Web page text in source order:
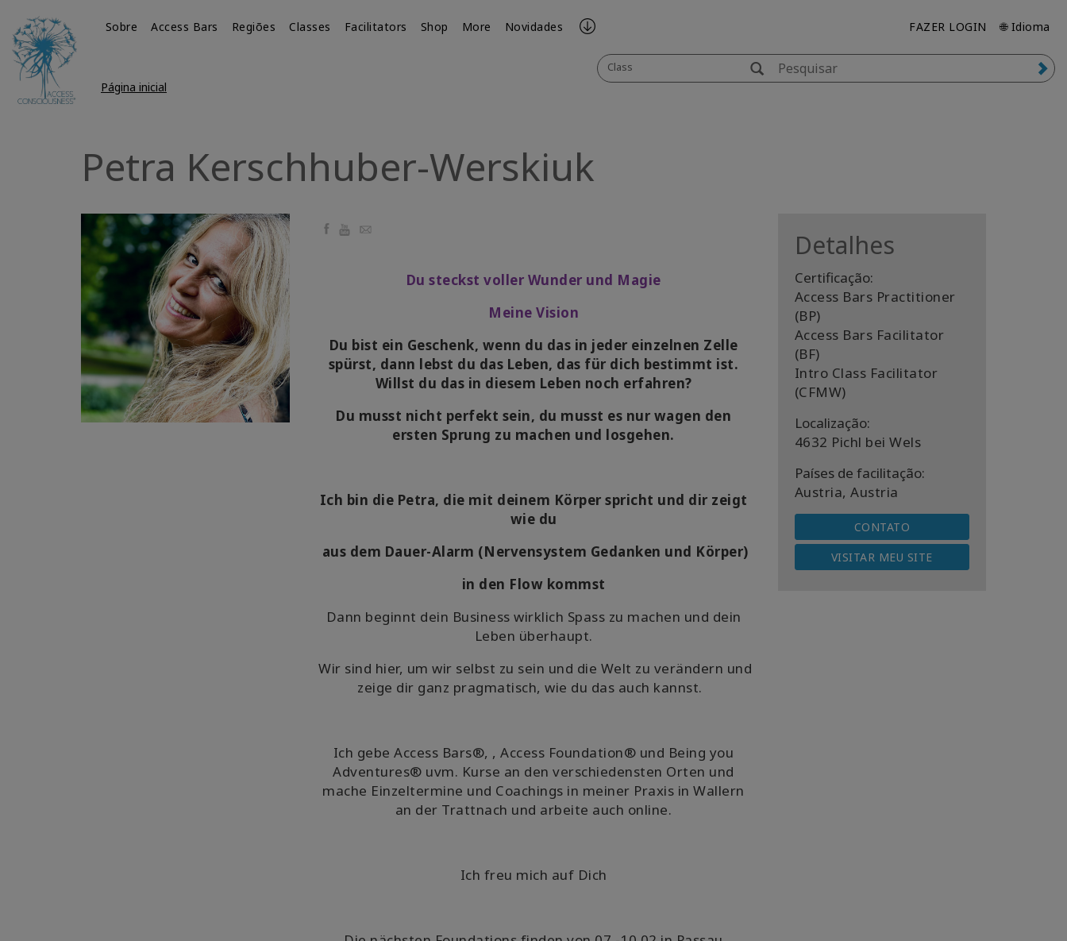
Sobre Access Bars Regiões Classes Facilitators Shop More Novidades FAZER LOGIN 🌐 Idioma
Class
Página inicial
Petra Kerschhuber-Werskiuk
Facebook
YouTube
Email
Du steckst voller Wunder und Magie
Meine Vision
Du bist ein Geschenk, wenn du das in jeder einzelnen Zelle
spürst, dann lebst du das Leben, das für dich bestimmt ist.
Willst du das in diesem Leben noch erfahren?
Du musst nicht perfekt sein, du musst es nur wagen den
ersten Sprung zu machen und losgehen.
Ich bin die Petra, die mit deinem Körper spricht und dir zeigt
wie du
aus dem Dauer-Alarm (Nervensystem Gedanken und Körper)
in den Flow kommst
Dann beginnt dein Business wirklich Spass zu machen und dein
Leben überhaupt.
Wir sind hier, um wir selbst zu sein und die Welt zu verändern und
zeige dir ganz pragmatisch, wie du das auch kannst.
Ich gebe Access Bars®, , Access Foundation® und Being you
Adventures® uvm. Kurse an den verschiedensten Orten und
mache Einzeltermine und Coachings in meiner Praxis in Wallern
an der Trattnach und arbeite auch online.
Ich freu mich auf Dich
Detalhes
Certificação:
Access Bars Practitioner
(BP)
Access Bars Facilitator
(BF)
Intro Class Facilitator
(CFMW)
Localização:
4632 Pichl bei Wels
Países de facilitação:
Austria, Austria
CONTATO
VISITAR MEU SITE